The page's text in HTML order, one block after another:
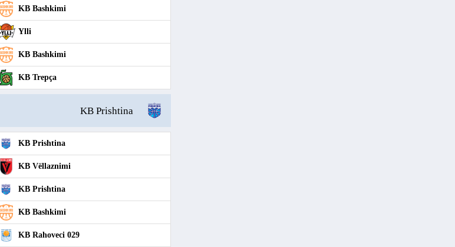
KB Bashkimi
Ylli
KB Bashkimi
KB Trepça
KB Prishtina
KB Prishtina
KB Vëllaznimi
KB Prishtina
KB Bashkimi
KB Rahoveci 029